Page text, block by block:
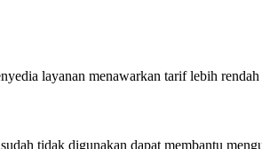
layanan menawarkan tarif lebih
tidak digunakan dapat membantu